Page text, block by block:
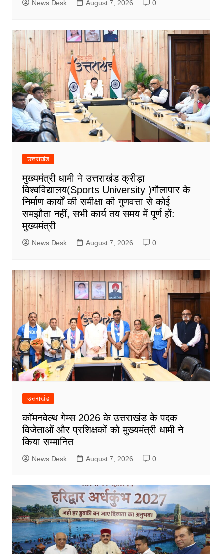
News Desk August 7, 2026 0
उत्तराखंड
मुख्यमंत्री धामी ने उत्तराखंड क्रीड़ा
विश्वविद्यालय(Sports University )गौलापार के
निर्माण कार्यों की समीक्षा की गुणवत्ता से कोई
समझौता नहीं, सभी कार्य तय समय में पूर्ण हों:
मुख्यमंत्री
News Desk August 7, 2026 0
उत्तराखंड
कॉमनवेल्थ गेम्स 2026 के उत्तराखंड के पदक
विजेताओं और प्रशिक्षकों को मुख्यमंत्री धामी ने
किया सम्मानित
News Desk August 7, 2026 0